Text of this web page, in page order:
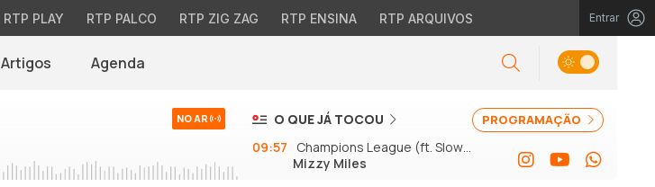
RTP PLAY RTP PALCO RTP ZIG ZAG RTP ENSINA RTP ARQUIVOS Entrar
Artigos Agenda
NO AR PROGRAMAÇÃO
O QUE JÁ TOCOU
09:57
Champions League (ft. Slow J
e GSon)
Mizzy Miles